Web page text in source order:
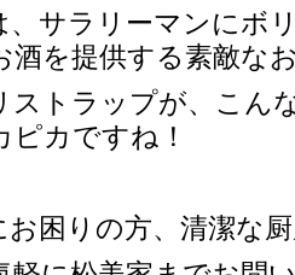
、サラリーマンにボ
酒を提供する素敵な
ストラップが、こん
ピカですね！
お困りの方、清潔な